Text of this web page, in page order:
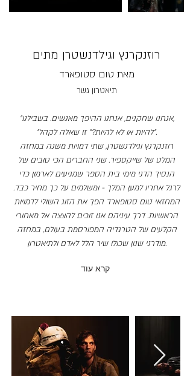
רוזנקרנץ וגילדנשטרן מתים
מאת טום סטופארד
תיאטרון גשר
"אנחנו שחקנים, אנחנו ההיפך מאנשים. בשבילנו,
"להיות או לא להיות?" זו שאלה לקהל".
רוזנקרנץ וגילדנשטרן, שתי דמויות משנה במחזה
המלט של שייקספיר. שני החברים הכי טובים של
הנסיך הדני מימי בית הספר שמגיעים לארמון כדי
לרגל אחריו למען המלך - ומשלמים על כך מחיר כבד.
המחזאיטום סטופארד הפך את הזוג השולי לדמויות
הראשיות. דרך עיניהם אנו זוכים להצצה אל מאחורי
הקלעים של הטרגדיה המפורסמת בעולם, במחזה
מודרני שנון שכולו שיר הלל לאדם ולתיאטרון.
קרא עוד